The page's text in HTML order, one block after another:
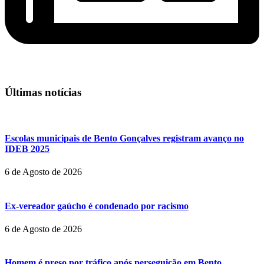
Últimas notícias
Escolas municipais de Bento Gonçalves registram avanço no
IDEB 2025
6 de Agosto de 2026
Ex-vereador gaúcho é condenado por racismo
6 de Agosto de 2026